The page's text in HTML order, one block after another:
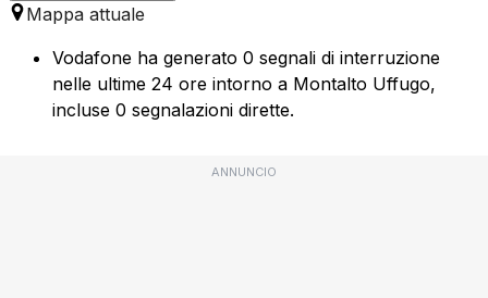
Mappa attuale
Vodafone ha generato 0 segnali di interruzione
nelle ultime 24 ore intorno a Montalto Uffugo,
incluse 0 segnalazioni dirette.
ANNUNCIO